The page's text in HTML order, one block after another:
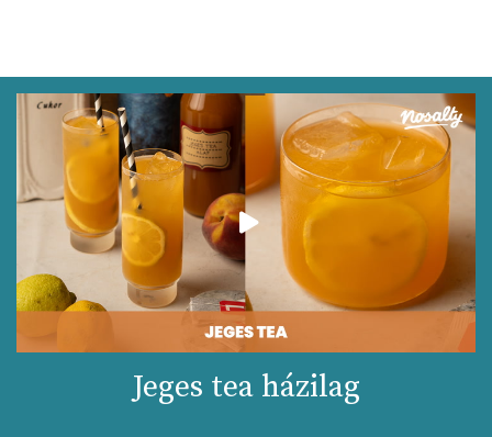
Jeges tea házilag